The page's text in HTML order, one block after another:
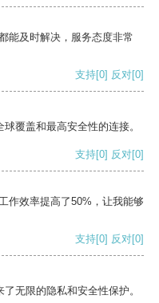
能及时解决，服务态度非常
支持[0] 反对[0]
覆盖和最高安全性的连接。
支持[0] 反对[0]
作效率提高了50%，让我能够
支持[0] 反对[0]
无限的隐私和安全性保护。